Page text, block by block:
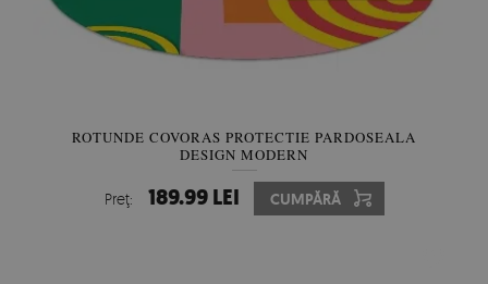
ROTUNDE COVORAS PROTECTIE PARDOSEALA
DESIGN MODERN
Preţ: 189.99 LEI CUMPĂRĂ